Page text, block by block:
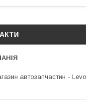
автозапчастин -